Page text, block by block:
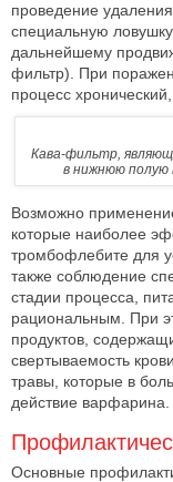
проведение
специальную
дальнейшему
фильтр). При
процесс
Кава-фильтр,
в нижнюю полую
Возможно
которые наиболее
тромбофлебите для
также соблюдение
стадии процесса,
рациональным. При
продуктов,
свертываемость
травы, которые в
действие варфарина.
Основные